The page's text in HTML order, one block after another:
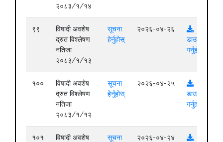
२०८३/१/१४
९९
विषादी अवशेष
द्रुत विश्लेषण
नतिजा
२०८३/१/१३
सूचना
हेर्नुहोस्
२०२६-०४-२६
डाउनलोड
गर्नुहोस्
१००
विषादी अवशेष
द्रुत विश्लेषण
नतिजा
२०८३/१/१२
सूचना
हेर्नुहोस्
२०२६-०४-२५
डाउनलोड
गर्नुहोस्
१०१
विषादी अवशेष
सूचना
२०२६-०४-२४